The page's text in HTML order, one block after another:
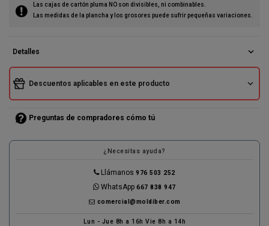
Las cajas de cartón pluma NO son divisibles, ni combinables.
Las medidas de la plancha y los grosores puede sufrir pequeñas variaciones.
Detalles expand_more
Descuentos aplicables en este producto expand_more
Preguntas de compradores cómo tú
¿Necesitas ayuda?
Llámanos976 503 252
WhatsApp667 838 947
comercial@moldiber.com
Lun - Jue 8h a 16h Vie 8h a 14h